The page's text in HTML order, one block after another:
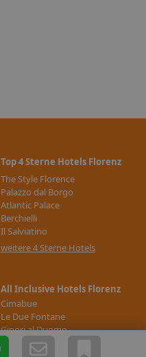
Top 4 Sterne Hotels Florenz
The Style Florence
Palazzo dal Borgo
Atlantic Palace
Berchielli
Il Salviatino
weitere 4 Sterne Hotels
All Inclusive Hotels Florenz
Cimabue
Le Due Fontane
Ginori al Duomo
Desiree